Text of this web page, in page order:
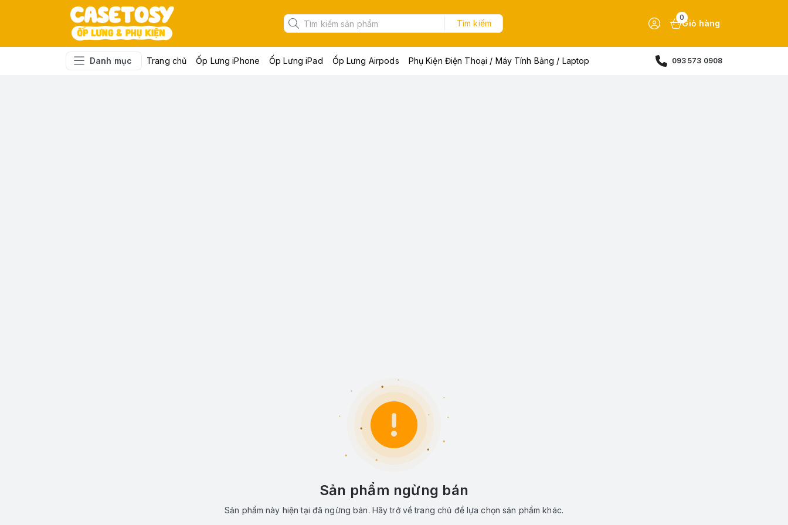
Tìm kiếm
0
Giỏ hàng
Danh mục Trang chủ Ốp Lưng iPhone Ốp Lưng iPad Ốp Lưng Airpods Phụ Kiện Điện Thoại / Máy Tính Bảng / Laptop 093 573 0908
Sản phẩm ngừng bán
Sản phẩm này hiện tại đã ngừng bán. Hãy trở về trang chủ để lựa chọn sản phẩm khác.